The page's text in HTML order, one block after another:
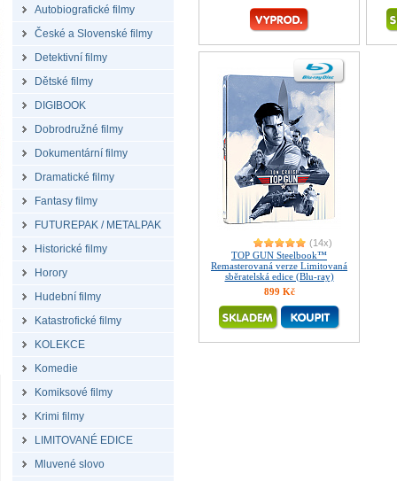
Autobiografické filmy
České a Slovenské filmy
Detektivní filmy
Dětské filmy
DIGIBOOK
Dobrodružné filmy
Dokumentární filmy
Dramatické filmy
Fantasy filmy
FUTUREPAK / METALPAK
Historické filmy
Horory
Hudební filmy
Katastrofické filmy
KOLEKCE
Komedie
Komiksové filmy
Krimi filmy
LIMITOVANÉ EDICE
Mluvené slovo
(14x)
TOP GUN Steelbook™
Remasterovaná verze Limitovaná
sběratelská edice (Blu-ray)
899 Kč